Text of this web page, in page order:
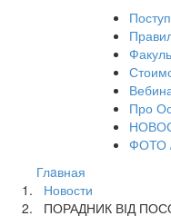
Про
ФОТО
Глaвная
Новости
ПОРАДНИК ВІД